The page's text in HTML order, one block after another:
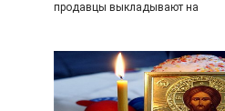
продавцы выкладывают на